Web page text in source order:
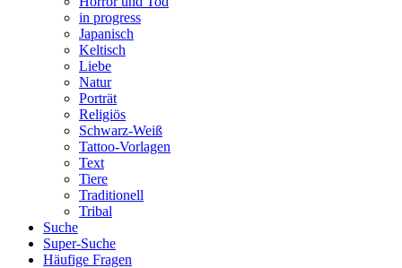
in progress
Japanisch
Keltisch
Liebe
Natur
Porträt
Religiös
Schwarz-Weiß
Tattoo-Vorlagen
Text
Tiere
Traditionell
Tribal
Suche
Super-Suche
Häufige Fragen